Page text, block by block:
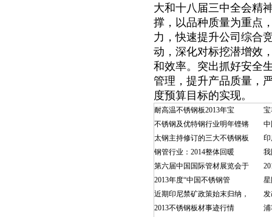
大和十八届三中全会精
撑，以品种质量为重点
力，快速提升公司综合
动，深化对标挖潜增效
和效率。突出抓好安全
管理，提升产品质量，
度预算目标的实现。
耐高温不锈钢板2013年宝
不锈钢及优特钢行业明年铿锵
太钢主持修订的三大不锈钢板
钢管行业：2014整体回暖
第六届中国国际管材展览会于
2013年度“中国不锈钢管
近期印尼禁矿政策始末归纳，
2013不锈钢板材事迹行情
印
星
发